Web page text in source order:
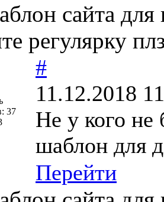
сайта для
регулярку
37
#
11.12.2018
Не у кого не
шаблон для
Перейти